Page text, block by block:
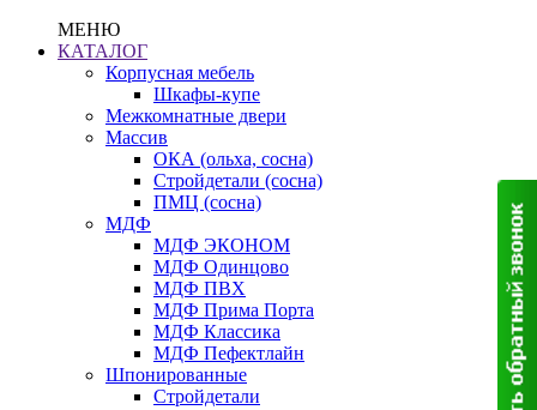
МЕНЮ
КАТАЛОГ
Корпусная мебель
Шкафы-купе
Межкомнатные двери
Массив
ОКА (ольха, сосна)
Стройдетали (сосна)
ПМЦ (сосна)
МДФ
МДФ ЭКОНОМ
МДФ Одинцово
МДФ ПВХ
МДФ Прима Порта
МДФ Классика
МДФ Пефектлайн
Шпонированные
Стройдетали